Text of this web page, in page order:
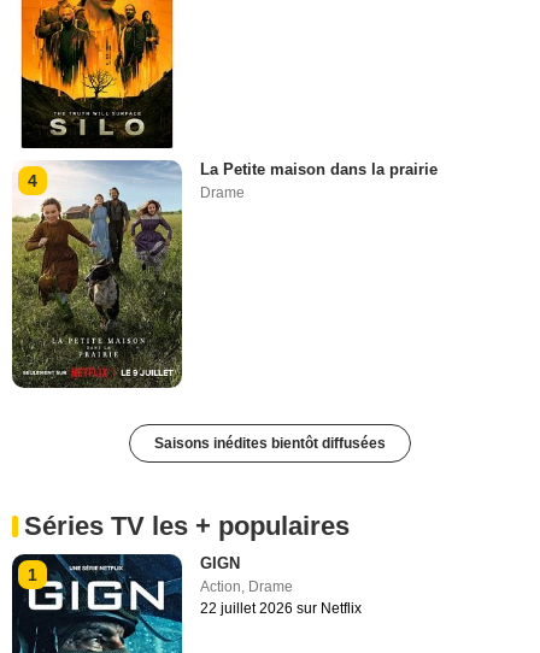
4
La Petite maison dans la prairie
Drame
Saisons inédites bientôt diffusées
Séries TV les + populaires
1
GIGN
Action Drame
22 juillet 2026 sur Netflix